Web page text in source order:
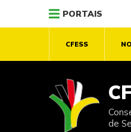
PORTAIS
CFESS
de